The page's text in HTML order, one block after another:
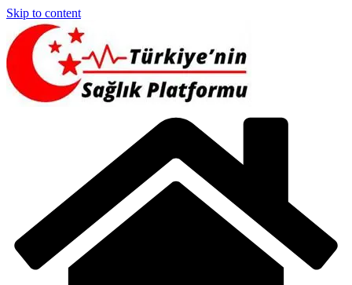
Skip to content